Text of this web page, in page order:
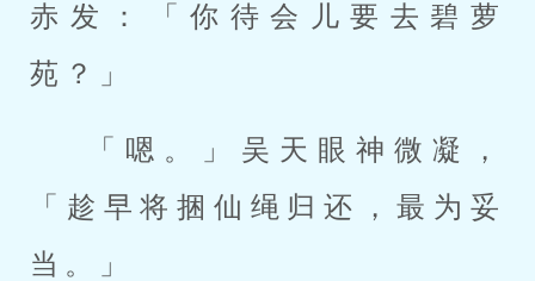
赤发：「你待会儿要去碧萝
苑？」
「嗯。」吴天眼神微凝，
「趁早将捆仙绳归还，最为妥
当。」